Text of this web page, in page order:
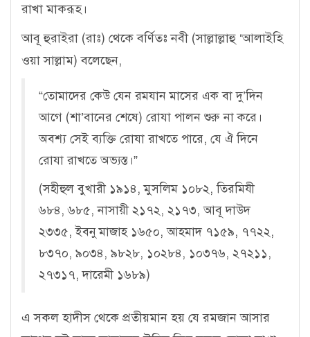
রাখা মাকরূহ।
আবূ হুরাইরা (রাঃ) থেকে বর্ণিতঃ নবী (সাল্লাল্লাহু ‘আলাইহি
ওয়া সাল্লাম) বলেছেন,
“তোমাদের কেউ যেন রমযান মাসের এক বা দু’দিন
আগে (শা’বানের শেষে) রোযা পালন শুরু না করে।
অবশ্য সেই ব্যক্তি রোযা রাখতে পারে, যে ঐ দিনে
রোযা রাখতে অভ্যস্ত।”
(সহীহুল বুখারী ১৯১৪, মুসলিম ১০৮২, তিরমিযী
৬৮৪, ৬৮৫, নাসায়ী ২১৭২, ২১৭৩, আবূ দাউদ
২৩৩৫, ইবনু মাজাহ ১৬৫০, আহমাদ ৭১৫৯, ৭৭২২,
৮৩৭০, ৯০৩৪, ৯৮২৮, ১০২৮৪, ১০৩৭৬, ২৭২১১,
২৭৩১৭, দারেমী ১৬৮৯)
এ সকল হাদীস থেকে প্রতীয়মান হয় যে রমজান আসার